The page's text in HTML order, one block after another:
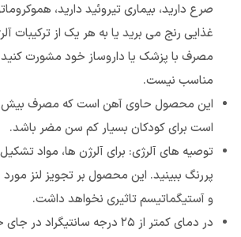
صرع دارید، بیماری تیروئید دارید،
غذایی رنج می برید یا به هر یک از ترکیبات
مصرف با پزشک یا داروساز خود مشورت
مناسب نیست.
این محصول حاوی آهن است که مصرف بیش
است برای کودکان بسیار کم سن مضر باشد.
توصیه های آلرژی: برای آلرژن ها، مواد
پررنگ ببینید. این محصول بر تجویز لنز مورد
و آستیگماتیسم تاثیری نخواهد داشت.
در دمای کمتر از ۲۵ درجه